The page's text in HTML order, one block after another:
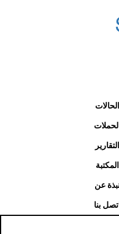
الحالات
التقارير
المكتبة
عن
بنا